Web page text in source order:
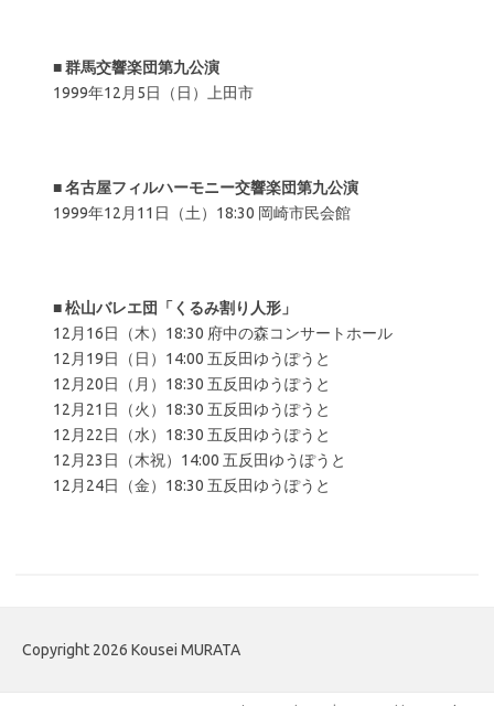
■群馬交響楽団第九公演
1999年12月5日（日）上田市
■名古屋フィルハーモニー交響楽団第九公演
1999年12月11日（土）18:30 岡崎市民会館
■松山バレエ団「くるみ割り人形」
12月16日（木）18:30 府中の森コンサートホール
12月19日（日）14:00 五反田ゆうぽうと
12月20日（月）18:30 五反田ゆうぽうと
12月21日（火）18:30 五反田ゆうぽうと
12月22日（水）18:30 五反田ゆうぽうと
12月23日（木祝）14:00 五反田ゆうぽうと
12月24日（金）18:30 五反田ゆうぽうと
Copyright 2026 Kousei MURATA